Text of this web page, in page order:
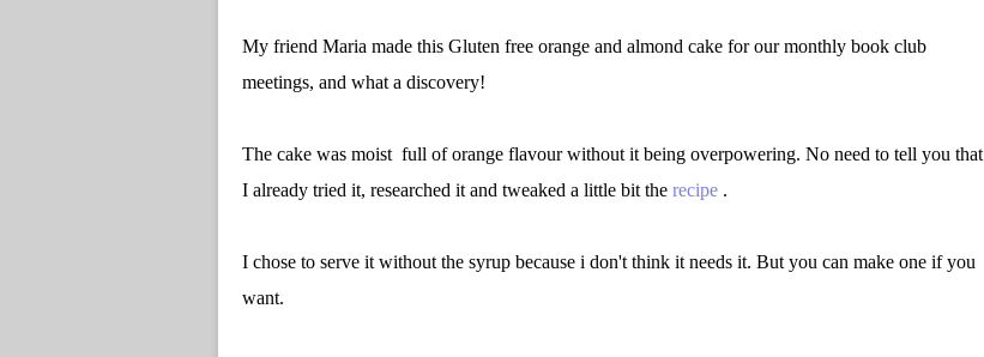
My friend Maria made this Gluten free orange and almond cake for our monthly book club
meetings, and what a discovery!
The cake was moist full of orange flavour without it being overpowering. No need to tell you that
I already tried it, researched it and tweaked a little bit the recipe .
I chose to serve it without the syrup because i don't think it needs it. But you can make one if you
want.